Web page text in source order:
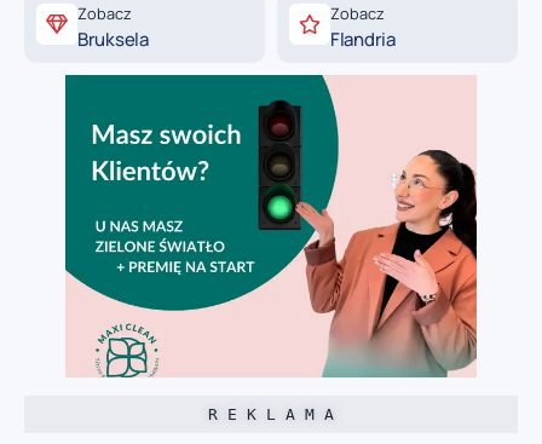
Zobacz
Bruksela
Zobacz
Flandria
R E K L A M A